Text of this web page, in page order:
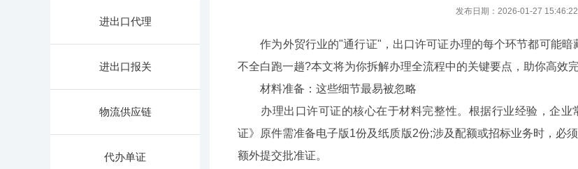
进出口代理
进出口报关
物流供应链
代办单证
发布日期：2026-01-27
作为外贸行业的"通行证"，出口许可证办理的每个环节都可能暗
不全白跑一趟?本文将为你拆解办理全流程中的关键要点，助你高效完
材料准备：这些细节最易被忽略
办理出口许可证的核心在于材料完整性。根据行业经验，企业
证》原件需准备电子版1份及纸质版2份;涉及配额或招标业务时，必
额外提交批准证。